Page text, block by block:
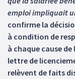
emploi impliquait
confirme la
à condition de
à chaque cause
lettre de
relèvent de faits